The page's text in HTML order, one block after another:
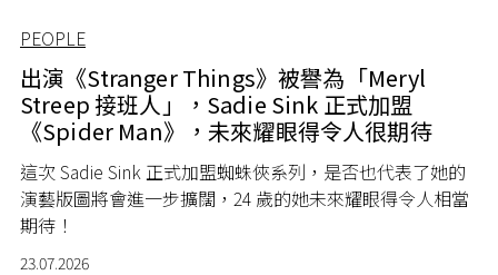
PEOPLE
出演《Stranger Things》被譽為「Meryl
Streep 接班人」，Sadie Sink 正式加盟
《Spider Man》，未來耀眼得令人很期待
這次 Sadie Sink 正式加盟蜘蛛俠系列，是否也代表了她的
演藝版圖將會進一步擴闊，24 歲的她未來耀眼得令人相當
期待！
23.07.2026